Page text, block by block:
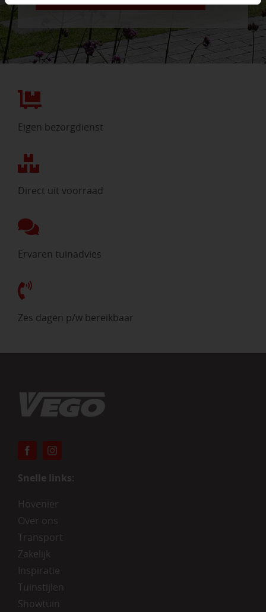
Eigen bezorgdienst
Direct uit voorraad
Ervaren tuinadvies
Zes dagen p/w bereikbaar
Snelle links:
Hovenier
Over ons
Transport
Zakelijk
Inspiratie
Tuinstijlen
Showtuin